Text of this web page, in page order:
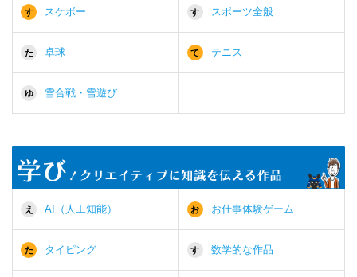
す スケボー す スポーツ全般
た 卓球 て テニス
ゆ 雪合戦・雪遊び
え AI（人工知能） お お仕事体験ゲーム
た タイピング す 数学的な作品